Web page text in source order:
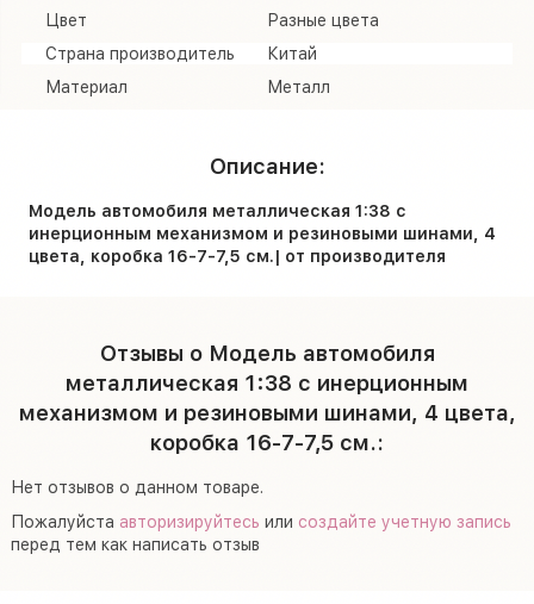
Цвет
Разные цвета
Страна производитель
Китай
Материал
Металл
Описание:
Модель автомобиля металлическая 1:38 с
инерционным механизмом и резиновыми шинами, 4
цвета, коробка 16-7-7,5 см.| от производителя
Отзывы о Модель автомобиля
металлическая 1:38 с инерционным
механизмом и резиновыми шинами, 4 цвета,
коробка 16-7-7,5 см.:
Нет отзывов о данном товаре.
Пожалуйста авторизируйтесь или создайте учетную запись
перед тем как написать отзыв